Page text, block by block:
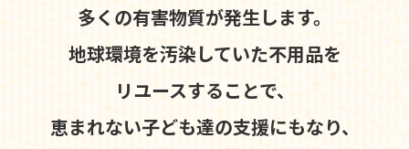
多くの有害物質が発生します。
地球環境を汚染していた不用品を
リユースすることで、
恵まれない子ども達の支援にもなり、